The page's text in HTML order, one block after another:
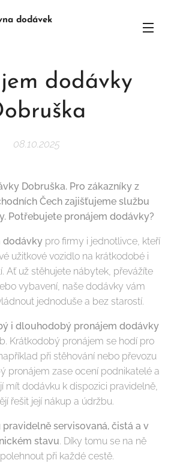
dodávek
dodávky
08.10.2025
Dobruška. Pro zákazníky z
Čech zajišťujeme službu
Potřebujete pronájem dodávky?
dodávky pro firmy i jednotlivce, kteří
užitkové vozidlo na krátkodobé i
Ať už stěhujete nábytek, převážíte
vybavení, naše dodávky vám
jednoduše a bez starostí.
i dlouhodobý pronájem dodávky
Krátkodobý pronájem se hodí pro
při stěhování nebo převozu
pronájem zase ocení podnikatelé a
mít dodávku k dispozici pravidelně,
řešit její nákup a údržbu.
pravidelně servisovaná, čistá a v
stavu. Díky tomu se na ně
při každé cestě.